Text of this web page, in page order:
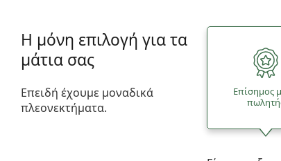
Η μόνη επιλογή για τα
μάτια σας
Επειδή έχουμε μοναδικά
πλεονεκτήματα.
Επίσημος